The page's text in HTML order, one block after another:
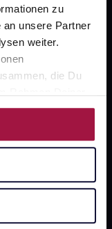
zu
an unsere Partner
weiter.
die Du